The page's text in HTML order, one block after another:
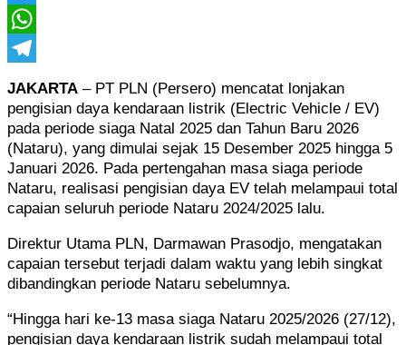
Twitter
WhatsApp
JAKARTA – PT PLN (Persero) mencatat lonjakan
pengisian daya kendaraan listrik (Electric Vehicle / EV)
pada periode siaga Natal 2025 dan Tahun Baru 2026
(Nataru), yang dimulai sejak 15 Desember 2025 hingga 5
Januari 2026. Pada pertengahan masa siaga periode
Nataru, realisasi pengisian daya EV telah melampaui total
capaian seluruh periode Nataru 2024/2025 lalu.
Direktur Utama PLN, Darmawan Prasodjo, mengatakan
capaian tersebut terjadi dalam waktu yang lebih singkat
dibandingkan periode Nataru sebelumnya.
“Hingga hari ke-13 masa siaga Nataru 2025/2026 (27/12),
pengisian daya kendaraan listrik sudah melampaui total